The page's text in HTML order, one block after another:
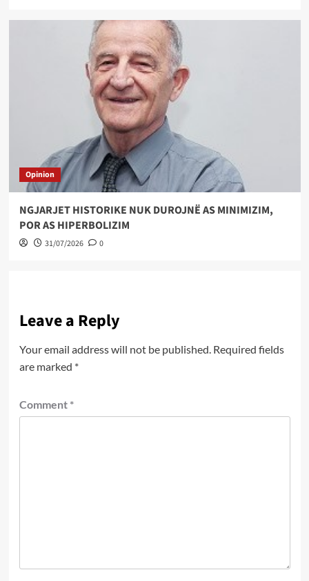
Opinion
NGJARJET HISTORIKE NUK DUROJNË AS MINIMIZIM,
POR AS HIPERBOLIZIM
31/07/2026 0
Leave a Reply
Your email address will not be published. Required fields
are marked *
Comment *